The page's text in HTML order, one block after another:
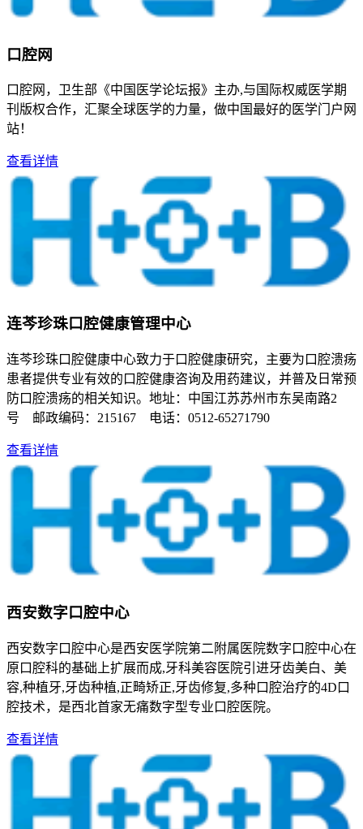
口腔网
口腔网，卫生部《中国医学论坛报》主办,与国际权威医学期
刊版权合作，汇聚全球医学的力量，做中国最好的医学门户网
站！
查看详情
连芩珍珠口腔健康管理中心
连芩珍珠口腔健康中心致力于口腔健康研究，主要为口腔溃疡
患者提供专业有效的口腔健康咨询及用药建议，并普及日常预
防口腔溃疡的相关知识。地址：中国江苏苏州市东吴南路2
号 邮政编码：215167 电话：0512-65271790
查看详情
西安数字口腔中心
西安数字口腔中心是西安医学院第二附属医院数字口腔中心在
原口腔科的基础上扩展而成,牙科美容医院引进牙齿美白、美
容,种植牙,牙齿种植,正畸矫正,牙齿修复,多种口腔治疗的4D口
腔技术，是西北首家无痛数字型专业口腔医院。
查看详情